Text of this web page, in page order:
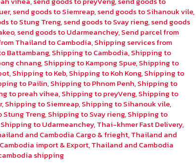
,send goods to Siemreap,send goods to Sihanouk vile,
to Stung Treng,send goods to Svay rieng,send goods
,send goods to Udarmeanchey,Send parcel from
Thailand to Cambodia,Shipping services from
Battambang,Shipping to Cambodia,Shipping to
chnang,Shipping to Kampong Spue,Shipping to
,Shipping to Keb,Shipping to Koh Kong,Shipping to
to Pailin,Shipping to Phnom Penh,Shipping to
to preah vihea,Shipping to preyVeng,Shipping to
,Shipping to Siemreap,Shipping to Sihanouk vile,
Stung Treng,Shipping to Svay rieng,Shipping to
Shipping to Udarmeanchey,Thai-khmer Fast Delivery,
and Cambodia Cargo & frieght,Thailand and
import & Export,Thailand and Cambodia
shipping